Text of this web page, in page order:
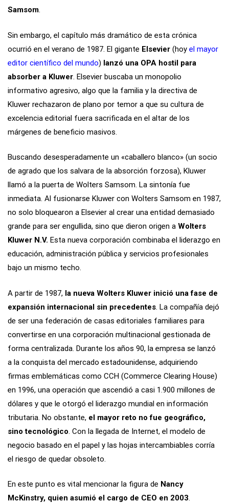
Samsom.
Sin embargo, el capítulo más dramático de esta crónica
ocurrió en el verano de 1987. El gigante Elsevier (hoy el mayor
editor científico del mundo) lanzó una OPA hostil para
absorber a Kluwer . Elsevier buscaba un monopolio
informativo agresivo, algo que la familia y la directiva de
Kluwer rechazaron de plano por temor a que su cultura de
excelencia editorial fuera sacrificada en el altar de los
márgenes de beneficio masivos.
Buscando desesperadamente un «caballero blanco» (un socio
de agrado que los salvara de la absorción forzosa), Kluwer
llamó a la puerta de Wolters Samsom. La sintonía fue
inmediata. Al fusionarse Kluwer con Wolters Samsom en 1987,
no solo bloquearon a Elsevier al crear una entidad demasiado
grande para ser engullida, sino que dieron origen a Wolters
Kluwer N.V. Esta nueva corporación combinaba el liderazgo en
educación, administración pública y servicios profesionales
bajo un mismo techo.
A partir de 1987, la nueva Wolters Kluwer inició una fase de
expansión internacional sin precedentes . La compañía dejó
de ser una federación de casas editoriales familiares para
convertirse en una corporación multinacional gestionada de
forma centralizada. Durante los años 90, la empresa se lanzó
a la conquista del mercado estadounidense, adquiriendo
firmas emblemáticas como CCH (Commerce Clearing House)
en 1996, una operación que ascendió a casi 1.900 millones de
dólares y que le otorgó el liderazgo mundial en información
tributaria. No obstante, el mayor reto no fue geográfico,
sino tecnológico . Con la llegada de Internet, el modelo de
negocio basado en el papel y las hojas intercambiables corría
el riesgo de quedar obsoleto.
En este punto es vital mencionar la figura de Nancy
McKinstry, quien asumió el cargo de CEO en 2003.